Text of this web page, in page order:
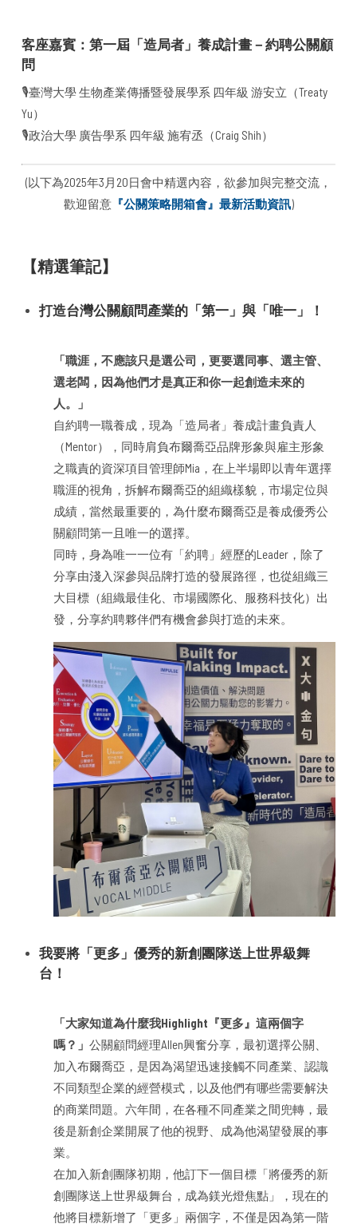
客座嘉賓：第一屆「造局者」養成計畫－約聘公關顧
問
🎙️臺灣大學 生物產業傳播暨發展學系 四年級 游安立（Treaty
Yu）
🎙️政治大學 廣告學系 四年級 施宥丞（Craig Shih）
(以下為2025年3月20日會中精選內容，欲參加與完整交流，
歡迎留意『公關策略開箱會』最新活動資訊)
【精選筆記】
打造台灣公關顧問產業的「第一」與「唯一」！
「職涯，不應該只是選公司，更要選同事、選主管、
選老闆，因為他們才是真正和你一起創造未來的
人。」
自約聘一職養成，現為「造局者」養成計畫負責人
（Mentor），同時肩負布爾喬亞品牌形象與雇主形象
之職責的資深項目管理師Mia，在上半場即以青年選擇
職涯的視角，拆解布爾喬亞的組織樣貌，市場定位與
成績，當然最重要的，為什麼布爾喬亞是養成優秀公
關顧問第一且唯一的選擇。
同時，身為唯一一位有「約聘」經歷的Leader，除了
分享由淺入深參與品牌打造的發展路徑，也從組織三
大目標（組織最佳化、市場國際化、服務科技化）出
發，分享約聘夥伴們有機會參與打造的未來。
我要將「更多」優秀的新創團隊送上世界級舞
台！
「大家知道為什麼我Highlight『更多』這兩個字
嗎？」 公關顧問經理Allen興奮分享，最初選擇公關、
加入布爾喬亞，是因為渴望迅速接觸不同產業、認識
不同類型企業的經營模式，以及他們有哪些需要解決
的商業問題。六年間，在各種不同產業之間兜轉，最
後是新創企業開展了他的視野、成為他渴望發展的事
業。
在加入新創團隊初期，他訂下一個目標「將優秀的新
創團隊送上世界級舞台，成為鎂光燈焦點」，現在的
他將目標新增了「更多」兩個字，不僅是因為第一階